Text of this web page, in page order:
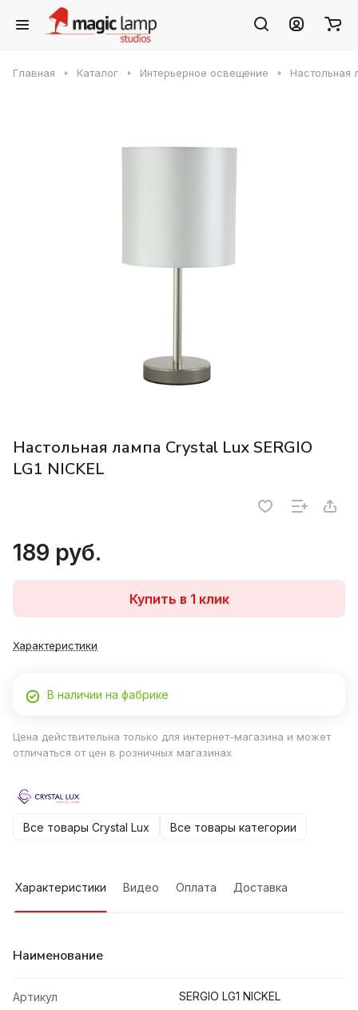
Главная Каталог Интерьерное освещение Настольная
Настольная лампа Crystal Lux SERGIO
LG1 NICKEL
189 руб.
Купить в 1 клик
Характеристики
В наличии на фабрике
Цена действительна только для интернет-магазина и может
отличаться от цен в розничных магазинах
Все товары Crystal Lux Все товары категории
Характеристики Видео Оплата Доставка
Наименование
Артикул SERGIO LG1 NICKEL